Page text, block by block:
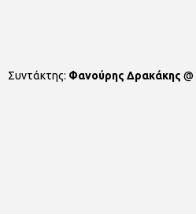
Συντάκτης: Φανούρης Δρακάκης @